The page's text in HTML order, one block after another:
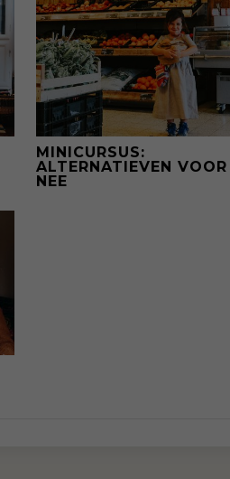
MINICURSUS:
ALTERNATIEVEN VOOR
NEE